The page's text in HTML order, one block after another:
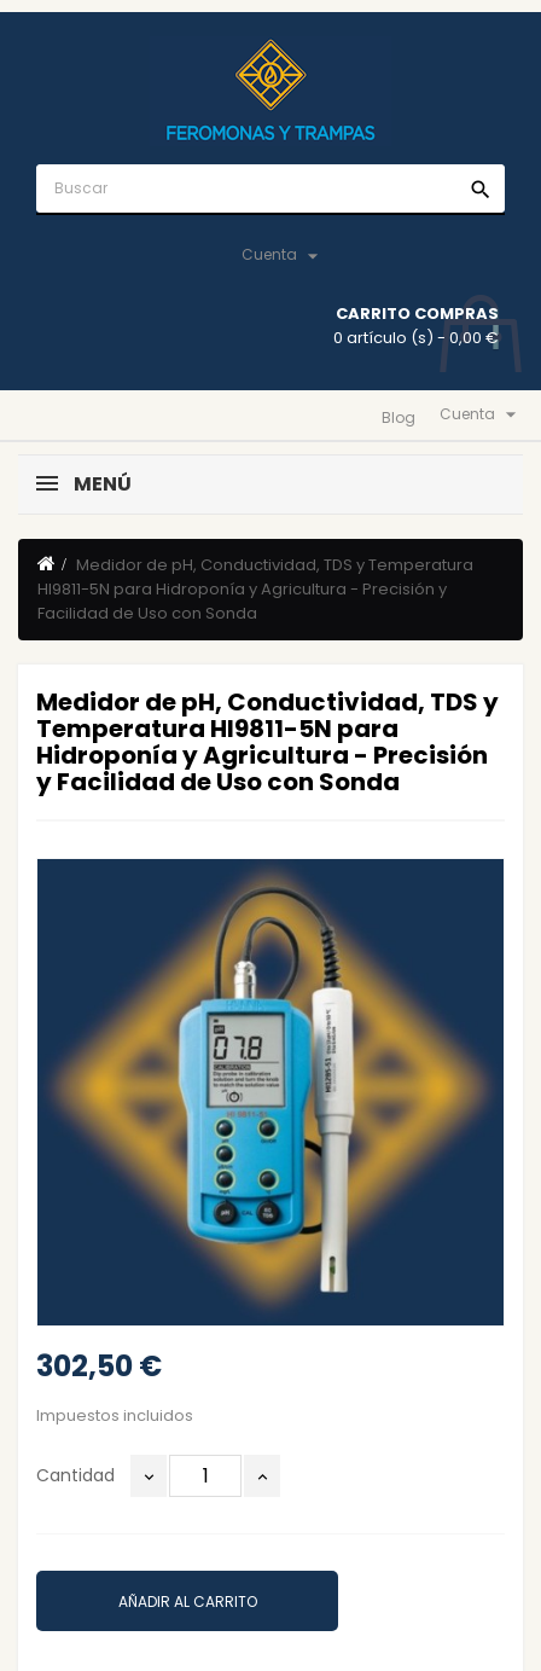
search
Cuenta 
CARRITO COMPRAS
0 artículo (s) - 0,00 €
Cuenta 
Blog
MENÚ
Medidor de pH, Conductividad, TDS y Temperatura
HI9811-5N para Hidroponía y Agricultura - Precisión y
Facilidad de Uso con Sonda
Medidor de pH, Conductividad, TDS y
Temperatura HI9811-5N para
Hidroponía y Agricultura - Precisión
y Facilidad de Uso con Sonda
302,50 €
Impuestos incluidos
Cantidad
AÑADIR AL CARRITO